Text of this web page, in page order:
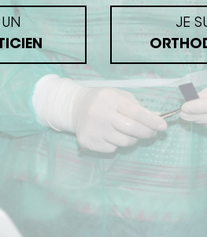
JE
Parcourir
>FAQ
>Intervenants
Nos centres